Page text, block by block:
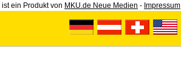
ist ein Produkt von MKU.de Neue Medien - Impressum